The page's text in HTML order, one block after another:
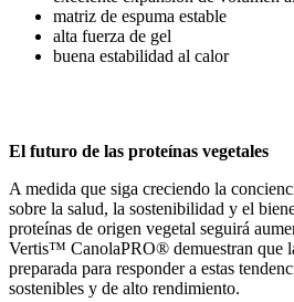
matriz de espuma estable
alta fuerza de gel
buena estabilidad al calor
El futuro de las proteínas vegetales
A medida que siga creciendo la
sobre la salud, la sostenibilidad y el
proteínas de origen vegetal seguirá
Vertis™ CanolaPRO® demuestran que
preparada para responder a estas
sostenibles y de alto rendimiento.